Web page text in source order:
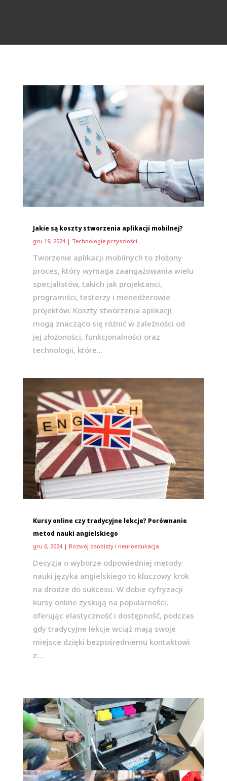
Jakie są koszty stworzenia aplikacji mobilnej?
gru 19, 2024| Technologie przyszłości
Tworzenie aplikacji mobilnych to złożony
proces, który wymaga zaangażowania wielu
specjalistów, takich jak projektanci,
programiści, testerzy i menedżerowie
projektów. Koszty stworzenia aplikacji
mogą znacząco się różnić w zależności od
jej złożoności, funkcjonalności oraz
technologii, które...
Kursy online czy tradycyjne lekcje? Porównanie
metod nauki angielskiego
gru 6, 2024| Rozwój osobisty i neuroedukacja
Decyzja o wyborze odpowiedniej metody
nauki języka angielskiego to kluczowy krok
na drodze do sukcesu. W dobie cyfryzacji
kursy online zyskują na popularności,
oferując elastyczność i dostępność, podczas
gdy tradycyjne lekcje wciąż mają swoje
miejsce dzięki bezpośredniemu kontaktowi
z...